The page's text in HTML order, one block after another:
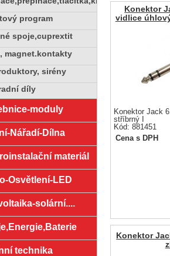
Konektor
vidlice
Konektor Jack
stříbrný I
Kód: 881451
Cena s DPH
Konektor
program
spoje,cuprextit
magnet.kontakty
sirény
díly
moduly
Nářadí-Dílna
materiál
Osvětlení-LED
solární....
technika